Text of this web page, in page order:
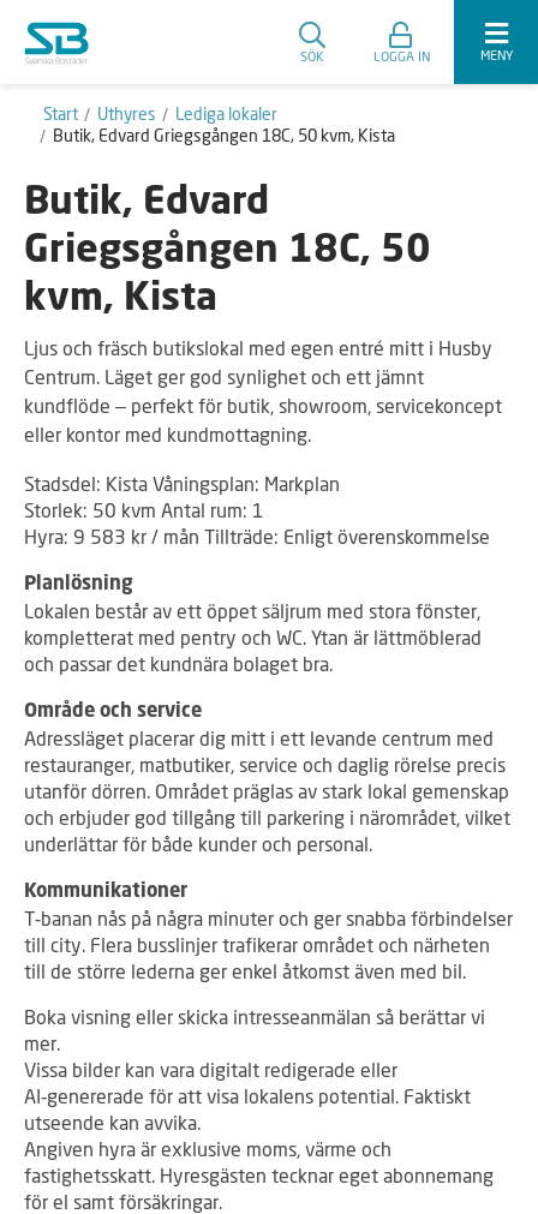
SÖK LOGGA IN MENY
Start Uthyres
Lediga lokaler
Butik, Edvard Griegsgången 18C, 50 kvm, Kista
Butik, Edvard
Griegsgången 18C, 50
kvm, Kista
Ljus och fräsch butikslokal med egen entré mitt i Husby
Centrum. Läget ger god synlighet och ett jämnt
kundflöde – perfekt för butik, showroom, servicekoncept
eller kontor med kundmottagning.
Stadsdel: Kista Våningsplan: Markplan
Storlek: 50 kvm Antal rum: 1
Hyra: 9 583 kr / mån Tillträde: Enligt överenskommelse
Planlösning
Lokalen består av ett öppet säljrum med stora fönster,
kompletterat med pentry och WC. Ytan är lättmöblerad
och passar det kundnära bolaget bra.
Område och service
Adressläget placerar dig mitt i ett levande centrum med
restauranger, matbutiker, service och daglig rörelse precis
utanför dörren. Området präglas av stark lokal gemenskap
och erbjuder god tillgång till parkering i närområdet, vilket
underlättar för både kunder och personal.
Kommunikationer
T‑banan nås på några minuter och ger snabba förbindelser
till city. Flera busslinjer trafikerar området och närheten
till de större lederna ger enkel åtkomst även med bil.
Boka visning eller skicka intresseanmälan så berättar vi
mer.
Vissa bilder kan vara digitalt redigerade eller
AI‑genererade för att visa lokalens potential. Faktiskt
utseende kan avvika.
Angiven hyra är exklusive moms, värme och
fastighetsskatt. Hyresgästen tecknar eget abonnemang
för el samt försäkringar.